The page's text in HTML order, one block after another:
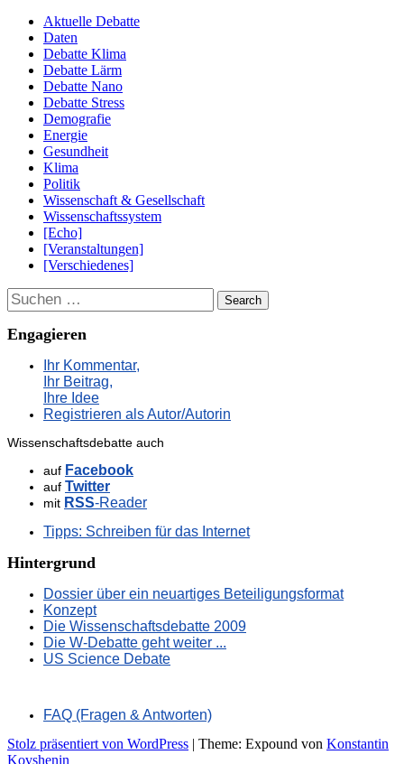
Aktuelle Debatte
Daten
Debatte Klima
Debatte Lärm
Debatte Nano
Debatte Stress
Demografie
Energie
Gesundheit
Klima
Politik
Wissenschaft & Gesellschaft
Wissenschaftssystem
[Echo]
[Veranstaltungen]
[Verschiedenes]
Suchen
Engagieren
Ihr Kommentar,
Ihr Beitrag,
Ihre Idee
Registrieren als Autor/Autorin
Wissenschaftsdebatte auch
auf Facebook
auf Twitter
mit RSS-Reader
Tipps: Schreiben für das Internet
Hintergrund
Dossier über ein neuartiges Beteiligungsformat
Konzept
Die Wissenschaftsdebatte 2009
Die W-Debatte geht weiter ...
US Science Debate
FAQ (Fragen & Antworten)
Stolz präsentiert von WordPress | Theme: Expound von Konstantin
Kovshenin